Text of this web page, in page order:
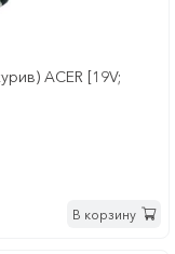
ACER [19V;
В корзину